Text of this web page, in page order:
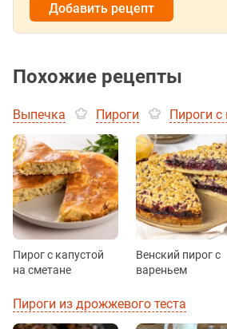
Добавить рецепт
Похожие рецепты
Выпечка Пироги Пироги с
Пирог с капустой
на сметане
Венский пирог с
вареньем
Пироги из дрожжевого теста